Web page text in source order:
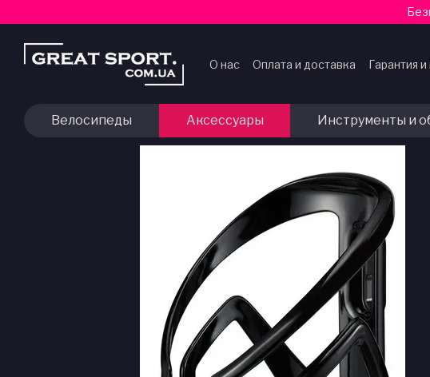
О нас Оплата и доставка Гарантия
Велосипеды Аксессуары Инструменты и